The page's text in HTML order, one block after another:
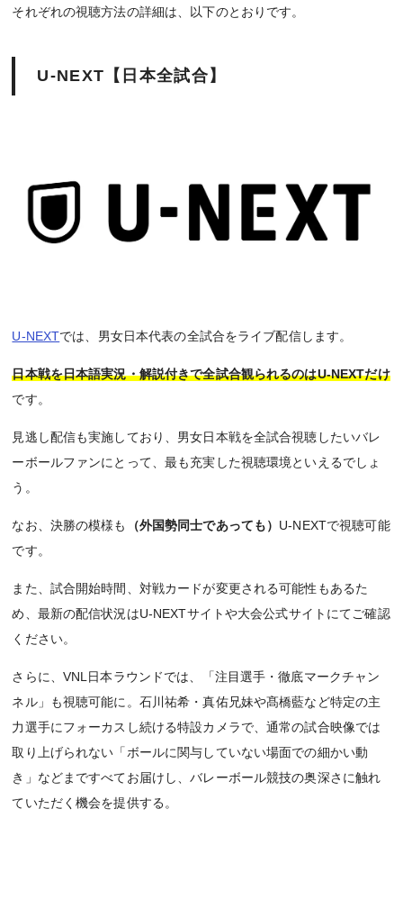
それぞれの視聴方法の詳細は、以下のとおりです。
U-NEXT【日本全試合】
U-NEXTでは、男女日本代表の全試合をライブ配信します。
日本戦を日本語実況・解説付きで全試合観られるのはU-NEXTだけ
です。
見逃し配信も実施しており、男女日本戦を全試合視聴したいバレ
ーボールファンにとって、最も充実した視聴環境といえるでしょ
う。
なお、決勝の模様も （外国勢同士であっても） U-NEXTで視聴可能
です。
また、試合開始時間、対戦カードが変更される可能性もあるた
め、最新の配信状況はU-NEXTサイトや大会公式サイトにてご確認
ください。
さらに、VNL日本ラウンドでは、「注目選手・徹底マークチャン
ネル」も視聴可能に。石川祐希・真佑兄妹や髙橋藍など特定の主
力選手にフォーカスし続ける特設カメラで、通常の試合映像では
取り上げられない「ボールに関与していない場面での細かい動
き」などまですべてお届けし、バレーボール競技の奥深さに触れ
ていただく機会を提供する。